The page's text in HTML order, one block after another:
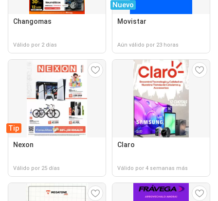
Changomas
Válido por 2 días
Nuevo
Movistar
Aún válido por 23 horas
Tip
Nexon
Válido por 25 días
Claro
Válido por 4 semanas más